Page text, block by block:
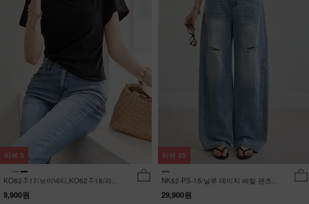
KO62-T-17/브이넥티,KO62-T-18/라운
드티_YN
9,900원
리뷰 5
NK62-PS-15/닐루 데미지 배럴 팬츠
29,900원
리뷰 35